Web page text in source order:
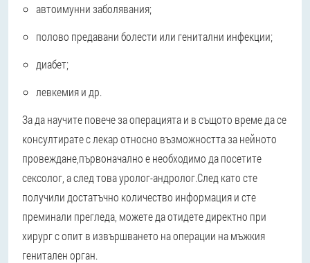
автоимунни заболявания;
полово предавани болести или генитални инфекции;
диабет;
левкемия и др.
За да научите повече за операцията и в същото време да се
консултирате с лекар относно възможността за нейното
провеждане,първоначално е необходимо да посетите
сексолог, а след това уролог-андролог.След като сте
получили достатъчно количество информация и сте
преминали прегледа, можете да отидете директно при
хирург с опит в извършването на операции на мъжкия
генитален орган.